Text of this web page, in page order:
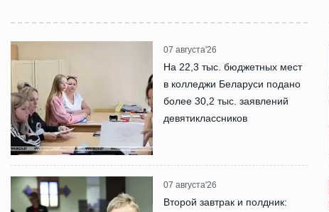
07 августа'26
На 22,3 тыс. бюджетных мест
в колледжи Беларуси подано
более 30,2 тыс. заявлений
девятиклассников
07 августа'26
Второй завтрак и полдник: